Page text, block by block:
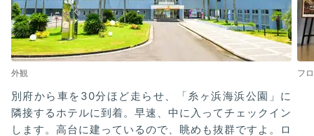
外観 フ
別府から車を30分ほど走らせ、「糸ヶ浜海浜公園」に
隣接するホテルに到着。早速、中に入ってチェックイン
します。高台に建っているので、眺めも抜群ですよ。ロ